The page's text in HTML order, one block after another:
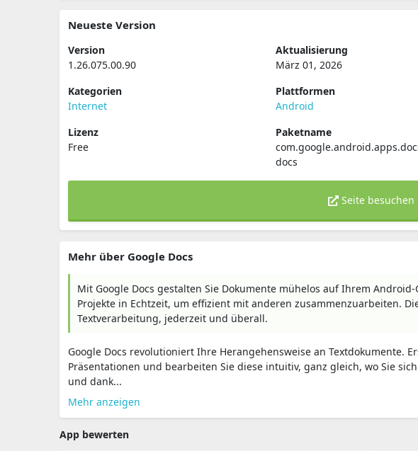
Neueste Version
Version
1.26.075.00.90
Aktualisierung
März 01, 2026
Kategorien
Internet
Plattformen
Android
Lizenz
Free
Paketname
docs
Seite besuchen
Mehr über Google Docs
Mit Google Docs gestalten Sie Dokumente mühelos auf Ihrem
Projekte in Echtzeit, um effizient mit anderen zusammenzuarbeiten.
Textverarbeitung, jederzeit und überall.
Google Docs revolutioniert Ihre Herangehensweise an Textdokumente.
Präsentationen und bearbeiten Sie diese intuitiv, ganz gleich, wo Sie
und dank...
Mehr anzeigen
App bewerten